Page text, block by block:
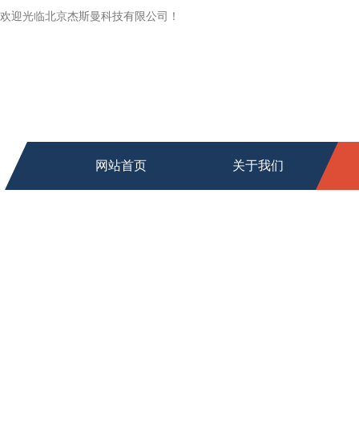
欢迎光临北京杰斯曼科技有限公司！
网站首页 关于我们